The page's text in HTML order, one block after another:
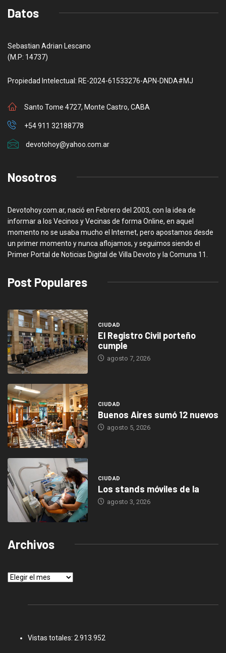
Datos
Sebastian Adrian Lescano
(M.P: 14737)
Propiedad Intelectual: RE-2024-61533276-APN-DNDA#MJ
Santo Tome 4727, Monte Castro, CABA
+54 911 32188778
devotohoy@yahoo.com.ar
Nosotros
Devotohoy.com.ar, nació en Febrero del 2003, con la idea de
informar a los Vecinos y Vecinas de forma Online, en aquel
momento no se usaba mucho el Internet, pero apostamos desde
un primer momento y nunca aflojamos, y seguimos siendo el
Primer Portal de Noticias Digital de Villa Devoto y la Comuna 11.
Post Populares
CIUDAD
El Registro Civil porteño
cumple
agosto 7, 2026
CIUDAD
Buenos Aires sumó 12 nuevos
agosto 5, 2026
CIUDAD
Los stands móviles de la
agosto 3, 2026
Archivos
Archivos
Vistas totales: 2.913.952